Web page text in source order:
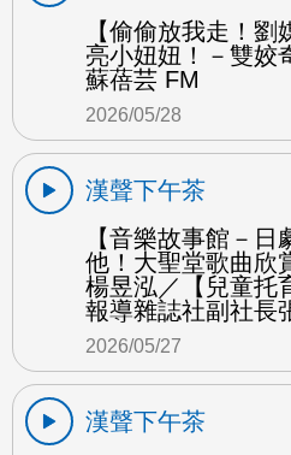
【偷偷放我走！
亮小妞妞！－雙姣
蘇蓓芸 FM
2026/05/28
漢聲下午茶
【音樂故事館－
他！大聖堂歌曲欣
楊昱泓／【兒童托
報導雜誌社副社長
2026/05/27
漢聲下午茶